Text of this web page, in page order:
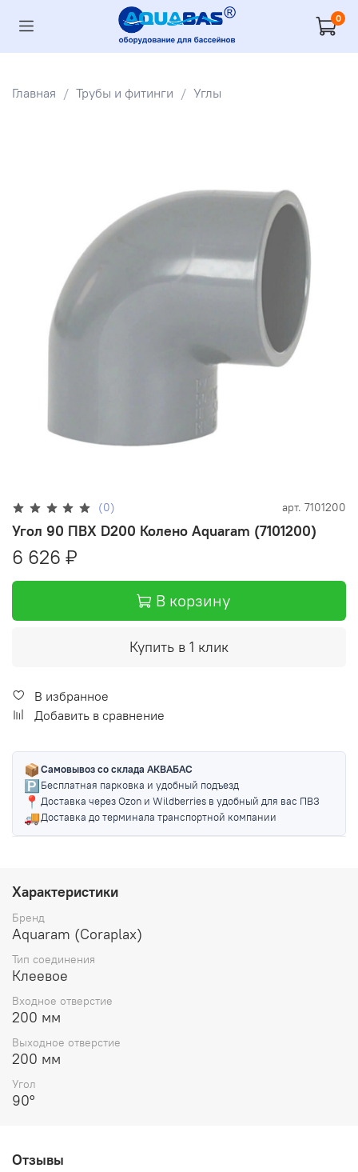
0
Главная Трубы и фитинги Углы
(0) арт. 7101200
Угол 90 ПВХ D200 Колено Aquaram (7101200)
6 626 ₽
В корзину
Купить в 1 клик
В избранное
Добавить в сравнение
📦Самовывоз со склада АКВАБАС
🅿️ Бесплатная парковка и удобный подъезд
📍 Доставка через Ozon и Wildberries в удобный для вас ПВЗ
🚚Доставка до терминала транспортной компании
Характеристики
Бренд
Aquaram (Coraplax)
Тип соединения
Клеевое
Входное отверстие
200 мм
Выходное отверстие
200 мм
Угол
90°
Отзывы